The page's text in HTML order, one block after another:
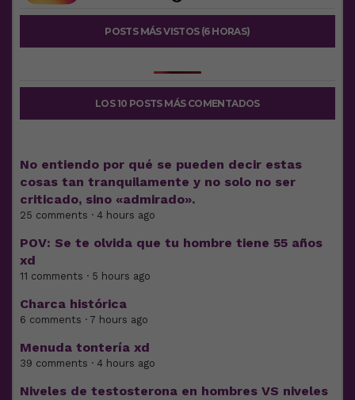
POSTS MÁS VISTOS (6 HORAS)
LOS 10 POSTS MÁS COMENTADOS
No entiendo por qué se pueden decir estas
cosas tan tranquilamente y no solo no ser
criticado, sino «admirado».
25 comments · 4 hours ago
POV: Se te olvida que tu hombre tiene 55 años
xd
11 comments · 5 hours ago
Charca histórica
6 comments · 7 hours ago
Menuda tontería xd
39 comments · 4 hours ago
Niveles de testosterona en hombres VS niveles